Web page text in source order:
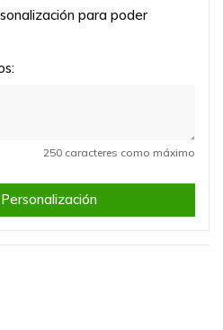
para poder
250 caracteres como máximo